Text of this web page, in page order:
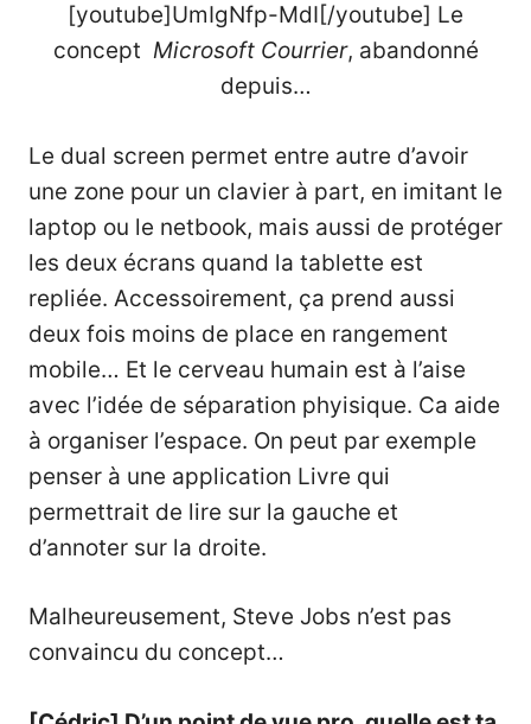
[youtube]UmIgNfp-MdI[/youtube] Le
concept Microsoft Courrier, abandonné
depuis…
Le dual screen permet entre autre d’avoir
une zone pour un clavier à part, en imitant le
laptop ou le netbook, mais aussi de protéger
les deux écrans quand la tablette est
repliée. Accessoirement, ça prend aussi
deux fois moins de place en rangement
mobile… Et le cerveau humain est à l’aise
avec l’idée de séparation phyisique. Ca aide
à organiser l’espace. On peut par exemple
penser à une application Livre qui
permettrait de lire sur la gauche et
d’annoter sur la droite.
Malheureusement, Steve Jobs n’est pas
convaincu du concept…